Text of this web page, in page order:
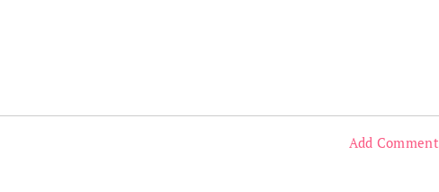
Add Comment